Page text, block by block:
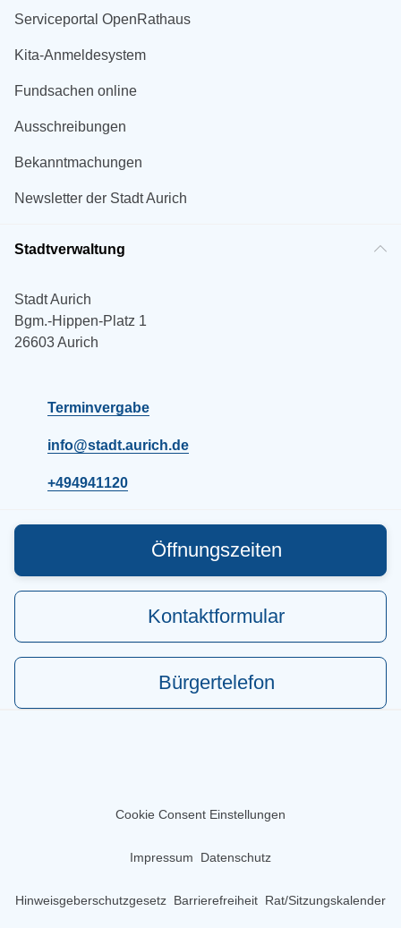
Serviceportal OpenRathaus
Kita-Anmeldesystem
Fundsachen online
Ausschreibungen
Bekanntmachungen
Newsletter der Stadt Aurich
Stadtverwaltung
Stadt Aurich
Bgm.-Hippen-Platz 1
26603 Aurich
Terminvergabe
info@stadt.aurich.de
+494941120
Öffnungszeiten
Kontaktformular
Bürgertelefon
Cookie Consent Einstellungen
Impressum Datenschutz
Hinweisgeberschutzgesetz Barrierefreiheit Rat/Sitzungskalender